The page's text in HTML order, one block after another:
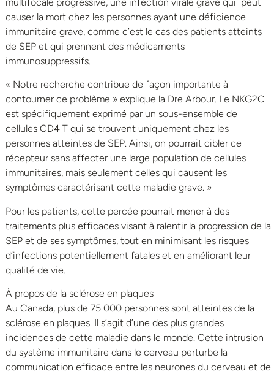
causer la mort chez les personnes ayant une déficience
immunitaire grave, comme c’est le cas des patients atteints
de SEP et qui prennent des médicaments
immunosuppressifs.
« Notre recherche contribue de façon importante à
contourner ce problème » explique la Dre Arbour. Le NKG2C
est spécifiquement exprimé par un sous-ensemble de
cellules CD4 T qui se trouvent uniquement chez les
personnes atteintes de SEP. Ainsi, on pourrait cibler ce
récepteur sans affecter une large population de cellules
immunitaires, mais seulement celles qui causent les
symptômes caractérisant cette maladie grave. »
Pour les patients, cette percée pourrait mener à des
traitements plus efficaces visant à ralentir la progression de la
SEP et de ses symptômes, tout en minimisant les risques
d’infections potentiellement fatales et en améliorant leur
qualité de vie.
À propos de la sclérose en plaques
Au Canada, plus de 75 000 personnes sont atteintes de la
sclérose en plaques. Il s’agit d’une des plus grandes
incidences de cette maladie dans le monde. Cette intrusion
du système immunitaire dans le cerveau perturbe la
communication efficace entre les neurones du cerveau et de